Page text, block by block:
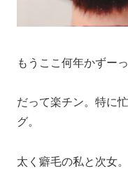
もうここ何年かずー
だって楽チン。特に
グ。
太く癖毛の私と次女。